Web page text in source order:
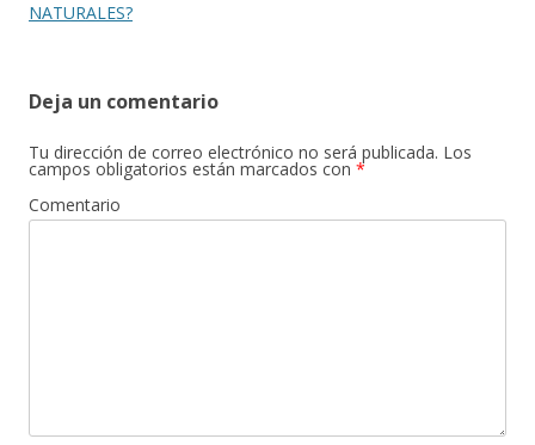
NATURALES?
Deja un comentario
Tu dirección de correo electrónico no será publicada. Los
campos obligatorios están marcados con *
Comentario